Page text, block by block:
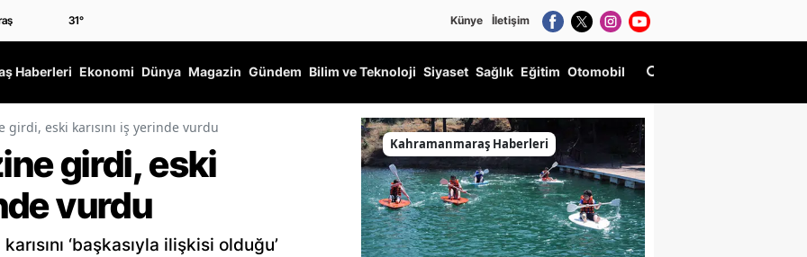
31° Künye İletişim
Haberleri Ekonomi Dünya Magazin Gündem Bilim ve Teknoloji Siyaset Sağlık Eğitim Otomobil
girdi, eski karısını iş yerinde vurdu
girdi, eski
vurdu
‘başkasıyla ilişkisi olduğu’
Kahramanmaraş Haberleri